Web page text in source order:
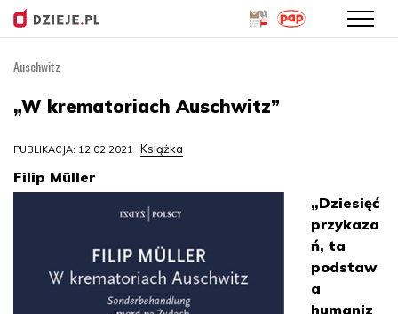
treści
Auschwitz
„W krematoriach Auschwitz”
PUBLIKACJA: 12.02.2021 Książka
Filip Müller
„Dziesięć
przykaza
ń, ta
podstaw
a
humaniz